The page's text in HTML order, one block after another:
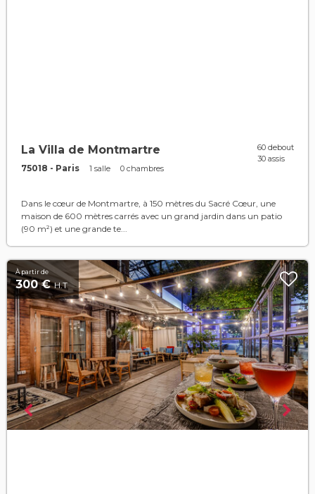
La Villa de Montmartre
75018 - Paris 1 salle 0 chambres
60 debout
30 assis
Dans le cœur de Montmartre, à 150 mètres du Sacré Cœur, une
maison de 600 mètres carrés avec un grand jardin dans un patio
(90 m²) et une grande te...
À partir de
300 €H.T